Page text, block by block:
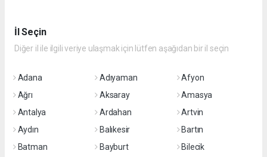
İl Seçin
Diğer il ile ilgili veriye ulaşmak için lütfen aşağıdan bir il seçin
Adana Adıyaman
Afyon
Ağrı
Aksaray
Amasya
Antalya
Ardahan
Artvin
Aydın
Balıkesir
Bartın
Batman
Bayburt
Bilecik